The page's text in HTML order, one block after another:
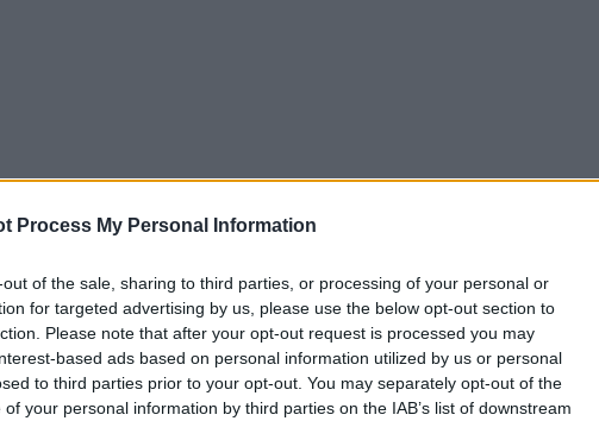
Process My Personal Information
of the sale, sharing to third parties, or processing of your personal or
for targeted advertising by us, please use the below opt-out section to
Please note that after your opt-out request is processed you may
based ads based on personal information utilized by us or personal
to third parties prior to your opt-out. You may separately opt-out of the
your personal information by third parties on the IAB’s list of downstream